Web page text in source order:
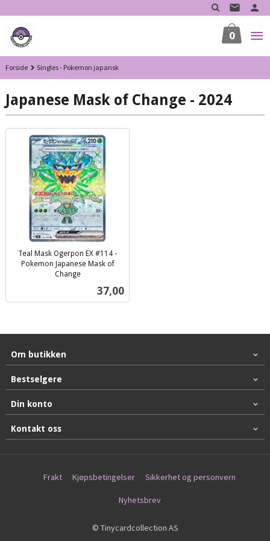
til
innholdet
0
Forside Singles - Pokemon japansk
Japanese Mask of Change - 2024
Teal Mask Ogerpon EX #114 -
Pokemon Japanese Mask of
Change
Pris
37,00
Om butikken
Bestselgere
Din konto
Kontakt oss
Frakt Kjøpsbetingelser Sikkerhet og personvern
Nyhetsbrev
© Tinycardcollection AS